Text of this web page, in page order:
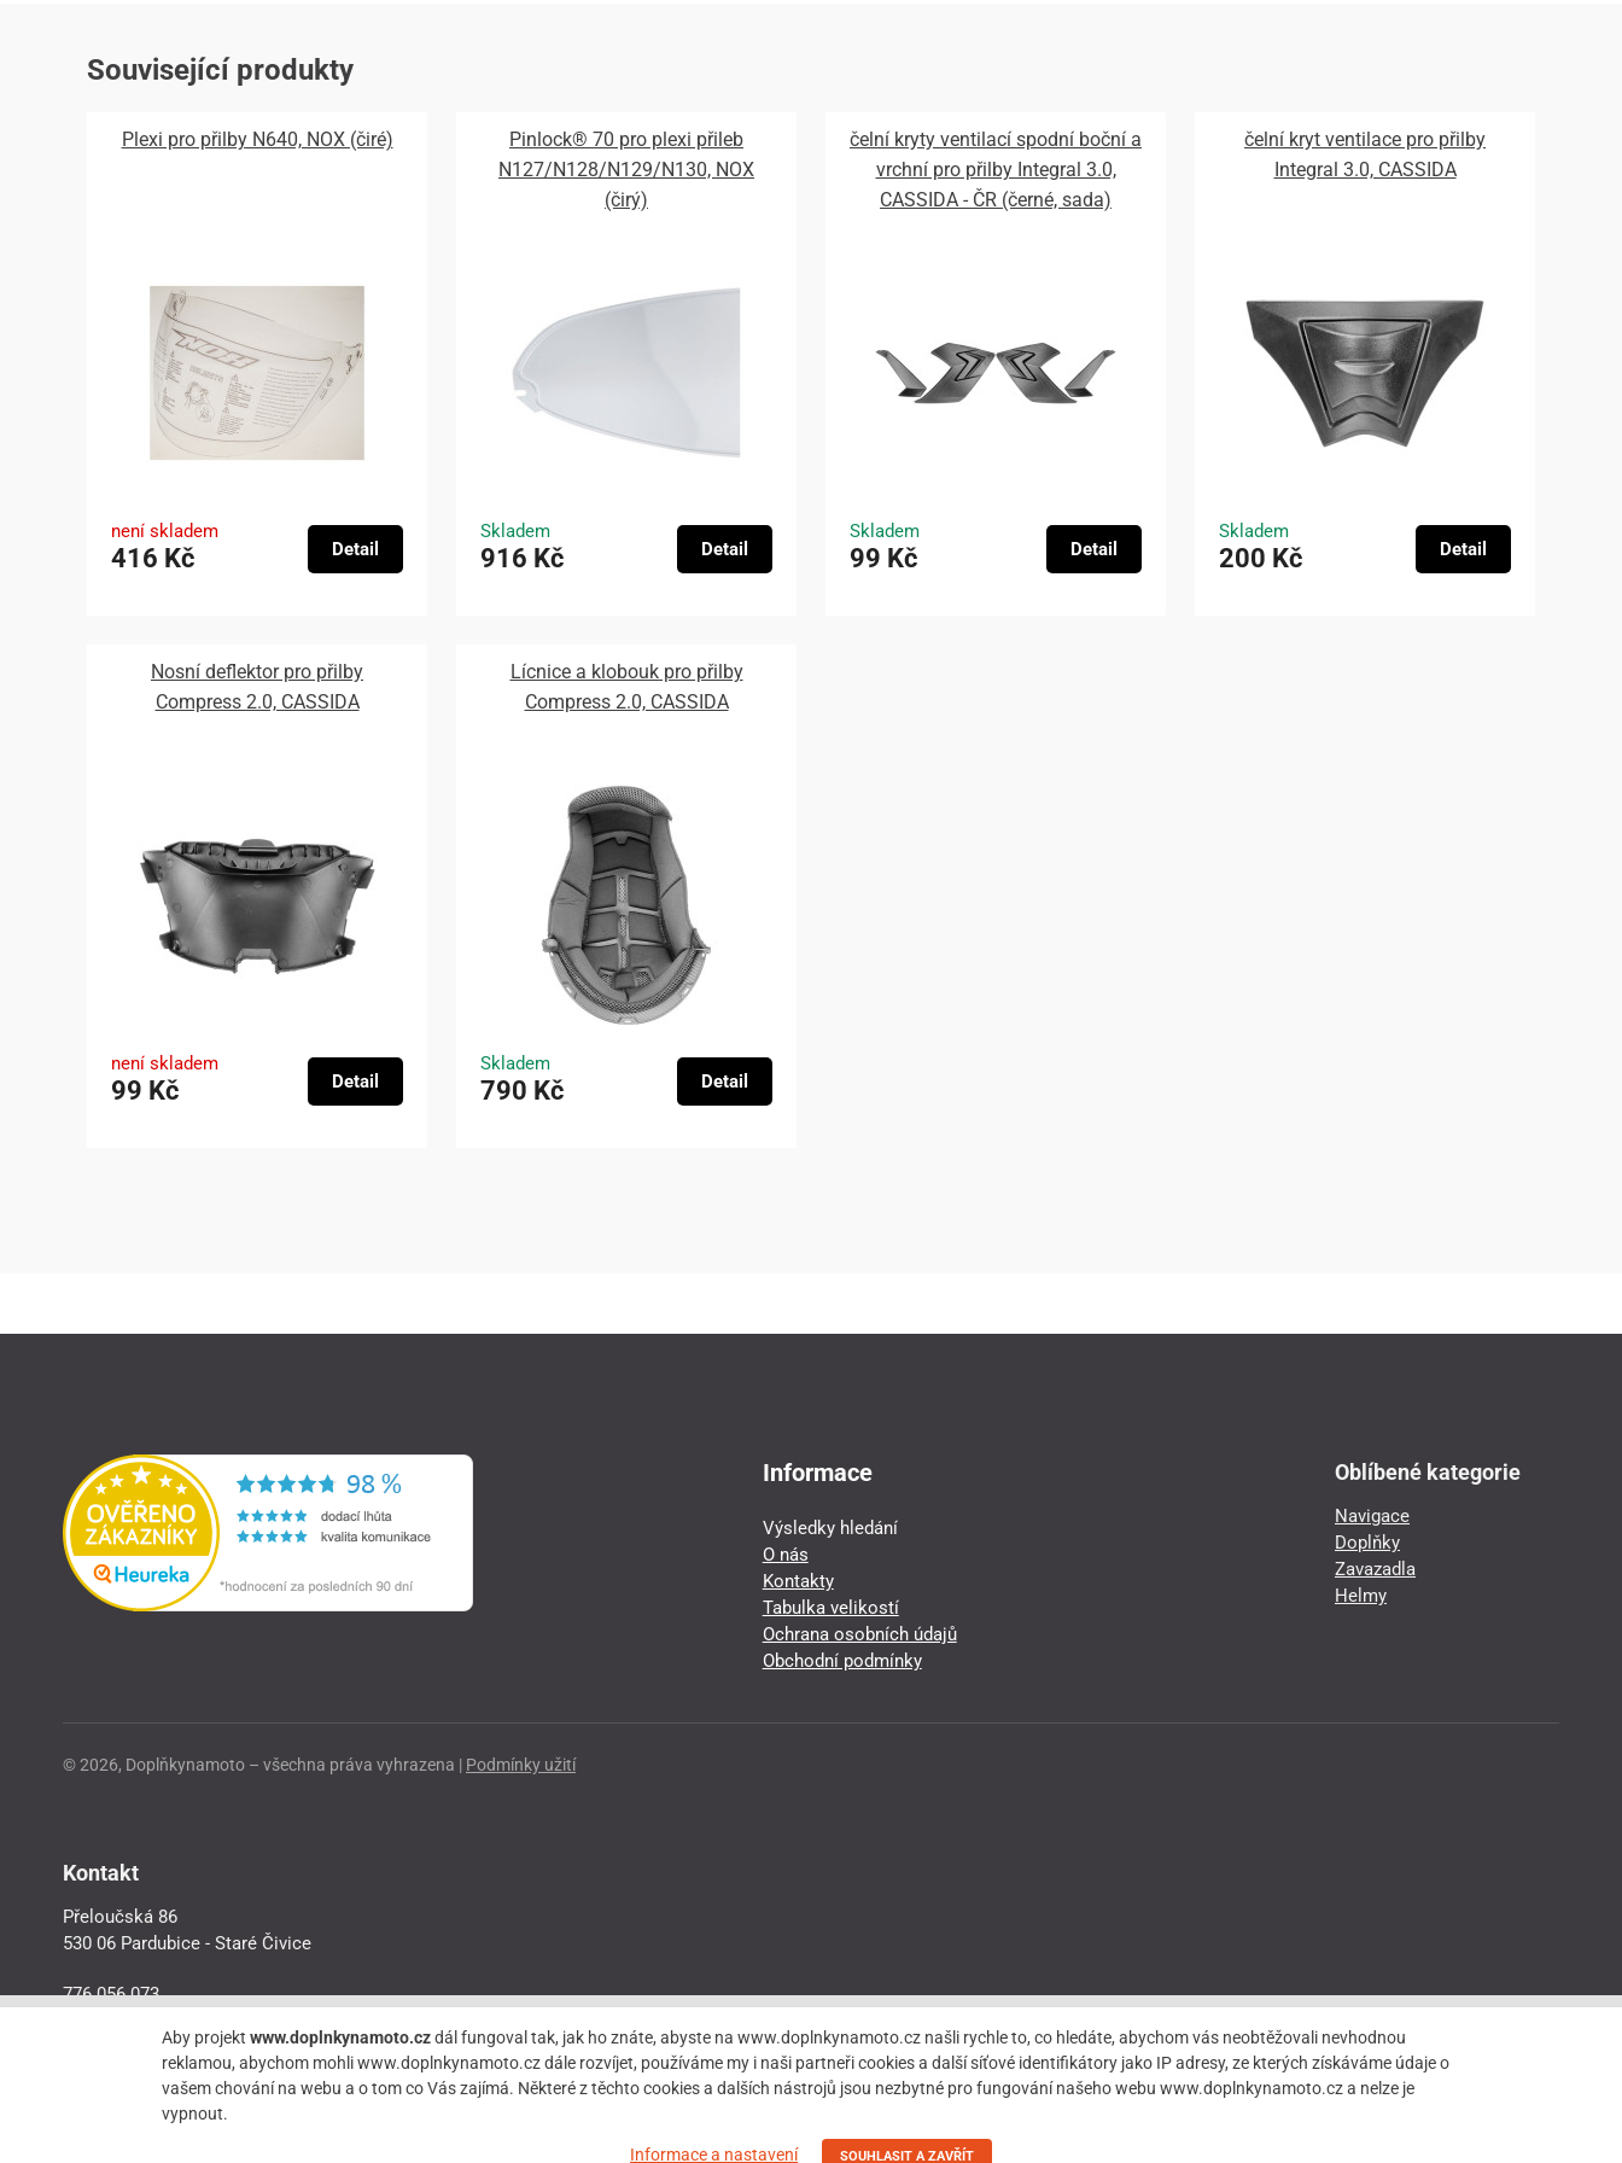
Související produkty
Plexi pro přilby N640, NOX (čiré)
není skladem
416 Kč Detail
Pinlock® 70 pro plexi přileb
N127/N128/N129/N130, NOX
(čirý)
Skladem
916 Kč Detail
čelní kryty ventilací spodní boční a
vrchní pro přilby Integral 3.0,
CASSIDA - ČR (černé, sada)
Skladem
99 Kč Detail
čelní kryt ventilace pro přilby
Integral 3.0, CASSIDA
Skladem
200 Kč Detail
Nosní deflektor pro přilby
Compress 2.0, CASSIDA
není skladem
99 Kč Detail
Lícnice a klobouk pro přilby
Compress 2.0, CASSIDA
Skladem
790 Kč Detail
Informace
Výsledky hledání
O nás
Kontakty
Tabulka velikostí
Ochrana osobních údajů
Obchodní podmínky
Oblíbené kategorie
Navigace
Doplňky
Zavazadla
Helmy
© 2026, Doplňkynamoto – všechna práva vyhrazena | Podmínky užití
Kontakt
Přeloučská 86
530 06 Pardubice - Staré Čivice
776 056 073
Aby projektwww.doplnkynamoto.czdál fungoval tak, jak ho znáte, abyste na www.doplnkynamoto.cz našli rychle to, co hledáte, abychom vás neobtěžovali nevhodnou
reklamou, abychom mohli www.doplnkynamoto.cz dále rozvíjet, používáme my i naši partneři cookies a další síťové identifikátory jako IP adresy, ze kterých získáváme údaje o
vašem chování na webu a o tom co Vás zajímá. Některé z těchto cookies a dalších nástrojů jsou nezbytné pro fungování našeho webu www.doplnkynamoto.cz a nelze je
vypnout.
Informace a nastavení SOUHLASIT A ZAVŘÍT